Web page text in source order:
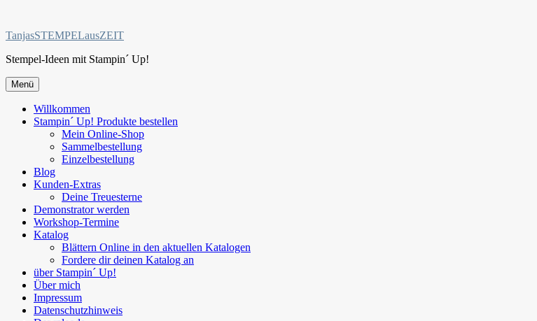
springen
TanjasSTEMPELausZEIT
Stempel-Ideen mit Stampin´ Up!
Menü
Willkommen
Stampin´ Up! Produkte bestellen
Mein Online-Shop
Sammelbestellung
Einzelbestellung
Blog
Kunden-Extras
Deine Treuesterne
Demonstrator werden
Workshop-Termine
Katalog
Blättern Online in den aktuellen Katalogen
Fordere dir deinen Katalog an
über Stampin´ Up!
Über mich
Impressum
Datenschutzhinweis